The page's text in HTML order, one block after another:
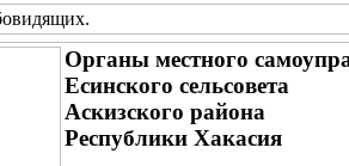
.
Органы местного
Есинского сельсовета
Аскизского района
Республики Хакасия